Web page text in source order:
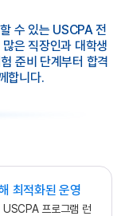
수 있는 USCPA 전
은 직장인과 대학생
준비 단계부터 합격
합니다.
최적화된 운영
프로그램 런